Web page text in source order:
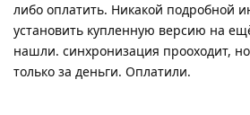
либо оплатить. Никакой подробной
установить купленную версию на
нашли. синхронизация прооходит,
только за деньги. Оплатили.